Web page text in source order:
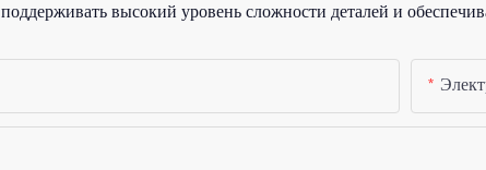
поддерживать высокий уровень сложности деталей и